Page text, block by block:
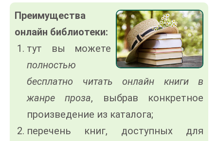
Преимущества
онлайн библиотеки:
тут вы можете
полностью
бесплатно читать онлайн книги в
жанре проза, выбрав конкретное
произведение из каталога;
перечень книг, доступных для